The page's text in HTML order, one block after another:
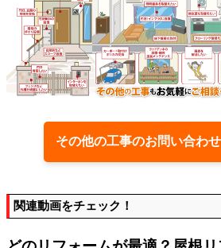
その他の工事のお問い合
関連動画をチェック！